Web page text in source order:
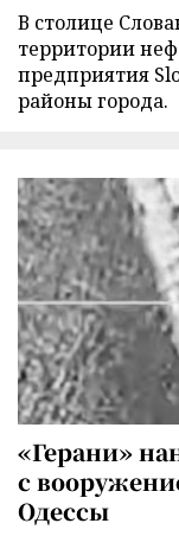
В столице
территории
предприятия
районы города.
«Герани»
с
Одессы